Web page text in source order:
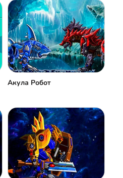
Акула Робот